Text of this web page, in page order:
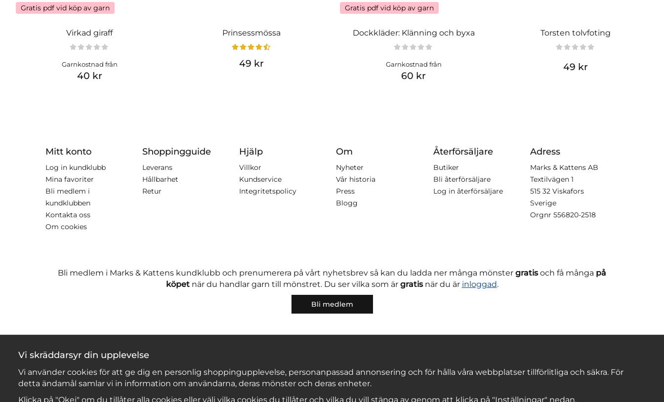
Gratis pdf vid köp av garn
Virkad giraff
Garnkostnad från
40 kr
Prinsessmössa
49 kr
Gratis pdf vid köp av garn
Dockkläder: Klänning och byxa
Garnkostnad från
60 kr
Torsten tolvfoting
49 kr
Mitt konto
Log in kundklubb
Mina favoriter
Bli medlem i
kundklubben
Kontakta oss
Om cookies
Shoppingguide
Leverans
Hållbarhet
Retur
Hjälp
Villkor
Kundservice
Integritetspolicy
Om
Nyheter
Vår historia
Press
Blogg
Återförsäljare
Butiker
Bli återförsäljare
Log in återförsäljare
Adress
Marks & Kattens AB
Textilvägen 1
515 32 Viskafors
Sverige
Orgnr 556820-2518
Bli medlem i Marks & Kattens kundklubb och prenumerera på vårt nyhetsbrev så kan du ladda ner många mönster gratisoch få många på
köpetnär du handlar garn till mönstret. Du ser vilka som är gratisnär du är inloggad.
Bli medlem
Copyright © 2026, Marks & Kattens AB
Vi skräddarsyr din upplevelse
Vi använder cookies för att ge dig en personlig shoppingupplevelse, personanpassad annonsering och för hålla våra webbplatser tillförlitliga och säkra. För
detta ändamål samlar vi in information om användarna, deras mönster och deras enheter.
Klicka på "Okej" om du tillåter alla cookies eller välj vilka cookies du tillåter och vilka du vill stänga av genom att klicka på "Inställningar" nedan.